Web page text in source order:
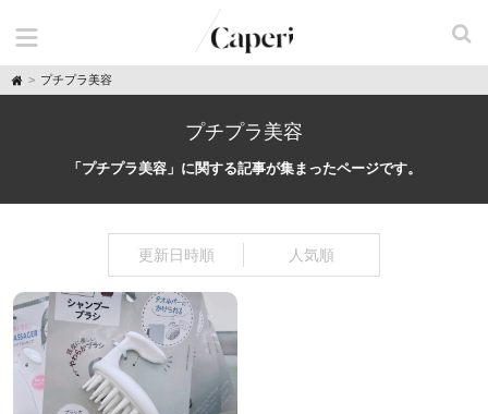
H
o
プチプラ美容
プチプラ美容
「プチプラ美容」に関する記事が集まったページです。
更新日時順 人気順